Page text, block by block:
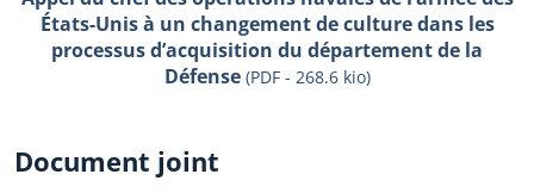
États-Unis à un changement de culture dans les
processus d’acquisition du département de la
Défense (PDF - 268.6 kio)
Document joint